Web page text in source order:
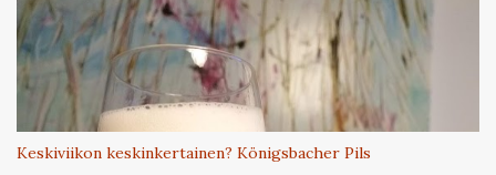
Keskiviikon keskinkertainen? Königsbacher Pils